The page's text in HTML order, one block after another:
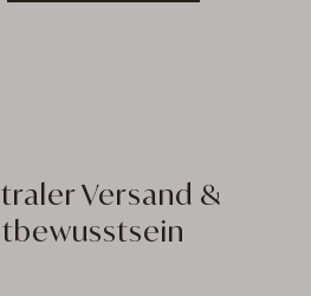
Versand &